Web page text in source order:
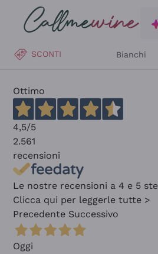
Salta al contenuto principale
SCONTI Bianchi
Ottimo
4,5/5
2.561
recensioni
Le nostre recensioni a 4 e 5
Clicca qui per leggerle tutte >
Precedente Successivo
Oggi